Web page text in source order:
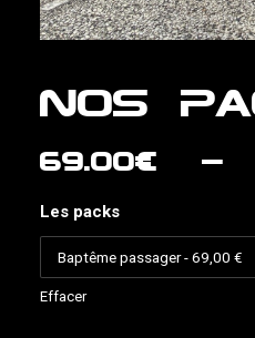
Nos
69.00€ –
Les packs
Effacer